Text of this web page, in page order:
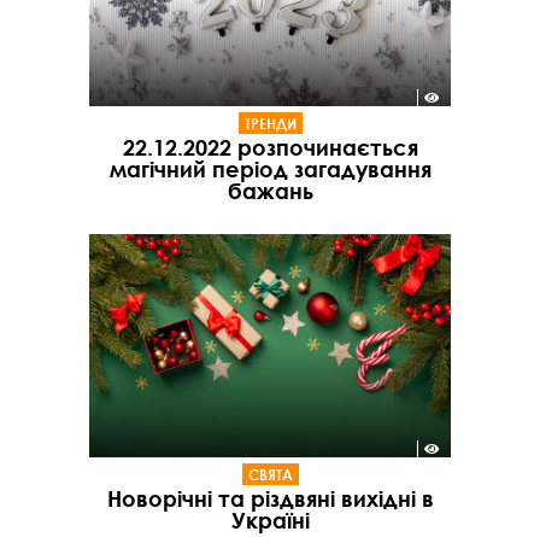
ТРЕНДИ
22.12.2022 розпочинається
магічний період загадування
бажань
СВЯТА
Новорічні та різдвяні вихідні в
Україні